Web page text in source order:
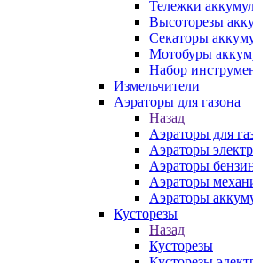
Тележки
Высоторезы
Секаторы
Мотобуры
Набор
Измельчители
Аэраторы для газона
Назад
Аэраторы для
Аэраторы
Аэраторы
Аэраторы
Аэраторы
Кусторезы
Назад
Кусторезы